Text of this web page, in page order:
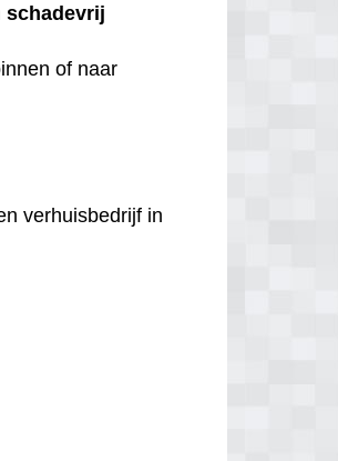
schadevrij
of naar
verhuisbedrijf in